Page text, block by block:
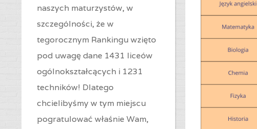
naszych maturzystów, w
szczególności, że w
tegorocznym Rankingu wzięto
pod uwagę dane 1431 liceów
ogólnokształcących i 1231
techników! Dlatego
chcielibyśmy w tym miejscu
pogratulować właśnie Wam,